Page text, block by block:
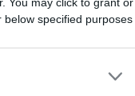
specified purposes
Αττική
Πολύ